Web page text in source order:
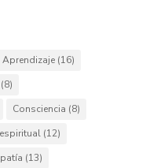
Aprendizaje(16)
Consciencia (8)
(12)
(13)